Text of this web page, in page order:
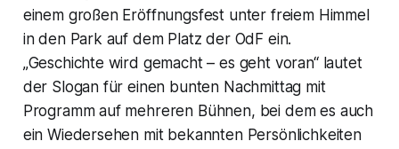
einem großen Eröffnungsfest unter freiem Himmel
in den Park auf dem Platz der OdF ein.
„Geschichte wird gemacht – es geht voran“lautet
der Slogan für einen bunten Nachmittag mit
Programm auf mehreren Bühnen, bei dem es auch
ein Wiedersehen mit bekannten Persönlichkeiten